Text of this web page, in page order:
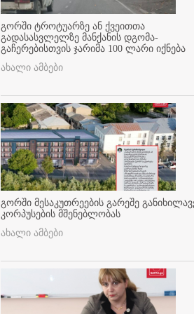
გორში ტროტუარზე ან ქვეითთა
გადასასვლელზე მანქანის დგომა-
გაჩერებისთვის ჯარიმა 100 ლარი იქნება
ახალი ამბები
გორში მესაკუთრეების გარეშე
კორპუსების მშენებლობას
ახალი ამბები